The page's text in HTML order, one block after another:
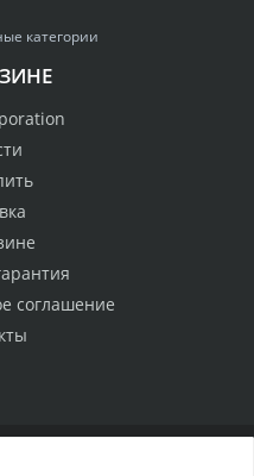
категории
соглашение
Макита